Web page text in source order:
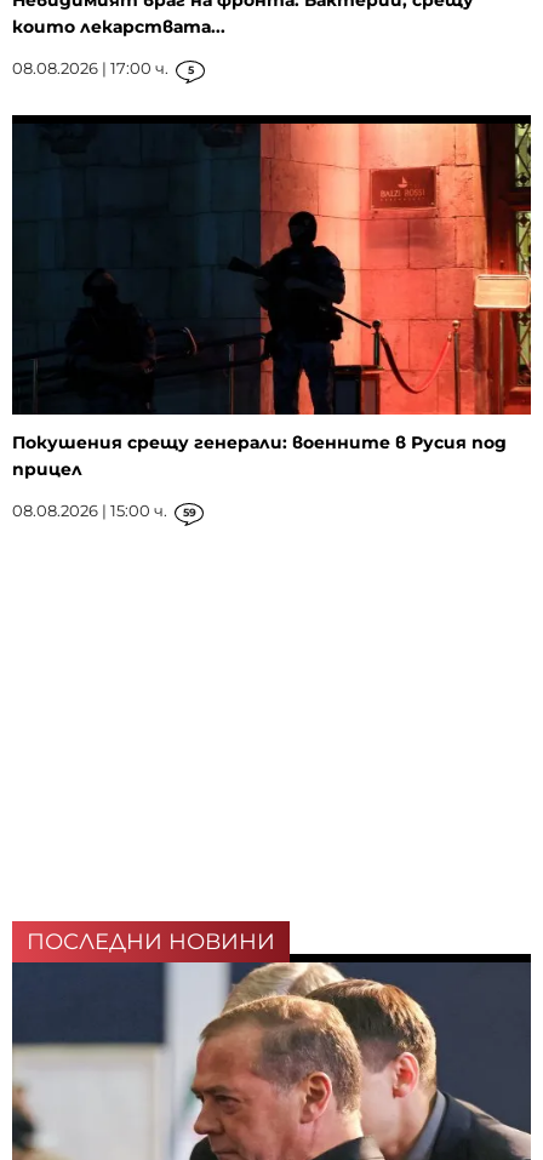
които лекарствата...
08.08.2026 | 17:00 ч. 5
Покушения срещу генерали: военните в Русия под
прицел
08.08.2026 | 15:00 ч. 59
ПОСЛЕДНИ НОВИНИ